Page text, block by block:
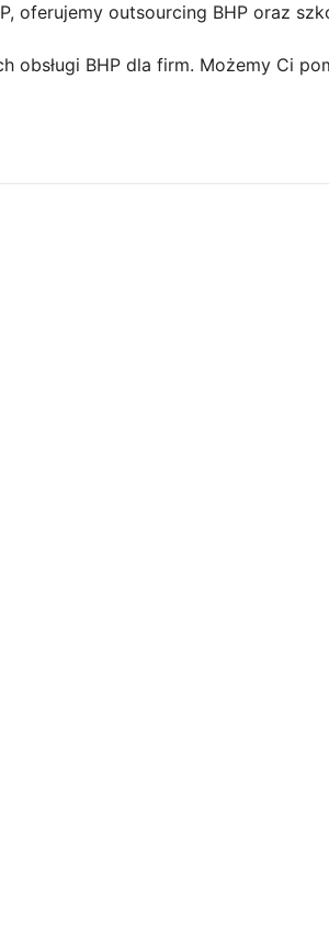
oferujemy outsourcing BHP oraz
obsługi BHP dla firm. Możemy Ci